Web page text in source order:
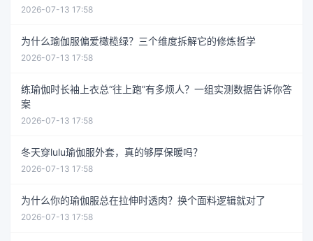
2026-07-13 17:58
为什么瑜伽服偏爱橄榄绿？三个维度拆解它的修炼哲学
2026-07-13 17:58
练瑜伽时长袖上衣总“往上跑”有多烦人？一组实测数据告诉你答
案
2026-07-13 17:58
冬天穿lulu瑜伽服外套，真的够厚保暖吗？
2026-07-13 17:58
为什么你的瑜伽服总在拉伸时透肉？换个面料逻辑就对了
2026-07-13 17:58